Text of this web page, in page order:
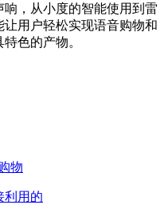
，从小度的智能使用到雷
用户轻松实现语音购物和
色的产物。
物
利用的